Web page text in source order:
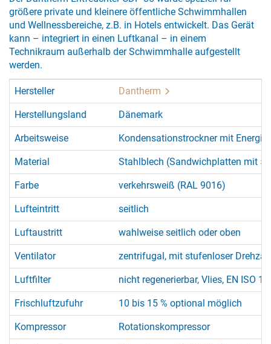
größere private und kleinere öffentliche Schwimmhallen
und Wellnessbereiche, z.B. in Hotels entwickelt. Das Gerät
kann – integriert in einen Luftkanal – in einem
Technikraum außerhalb der Schwimmhalle aufgestellt
werden.
Hersteller Dantherm
Herstellungsland Dänemark
Arbeitsweise Kondensationstrockner mit
Material Stahlblech (Sandwichplatten mit
Farbe verkehrsweiß (RAL 9016)
Lufteintritt seitlich
Luftaustritt wahlweise seitlich oder oben
Ventilator zentrifugal, mit stufenloser
Luftfilter nicht regenerierbar, Vlies, EN ISO
Frischluftzufuhr 10 bis 15 % optional möglich
Kompressor Rotationskompressor